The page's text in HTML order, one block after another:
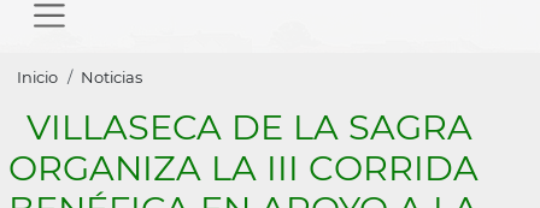
navigation
Sobrescribir
enlaces
de
ayuda
Inicio Noticias
VILLASECA DE LA SAGRA
ORGANIZA LA III CORRIDA